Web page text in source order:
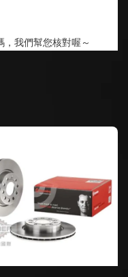
我們幫您核對喔～